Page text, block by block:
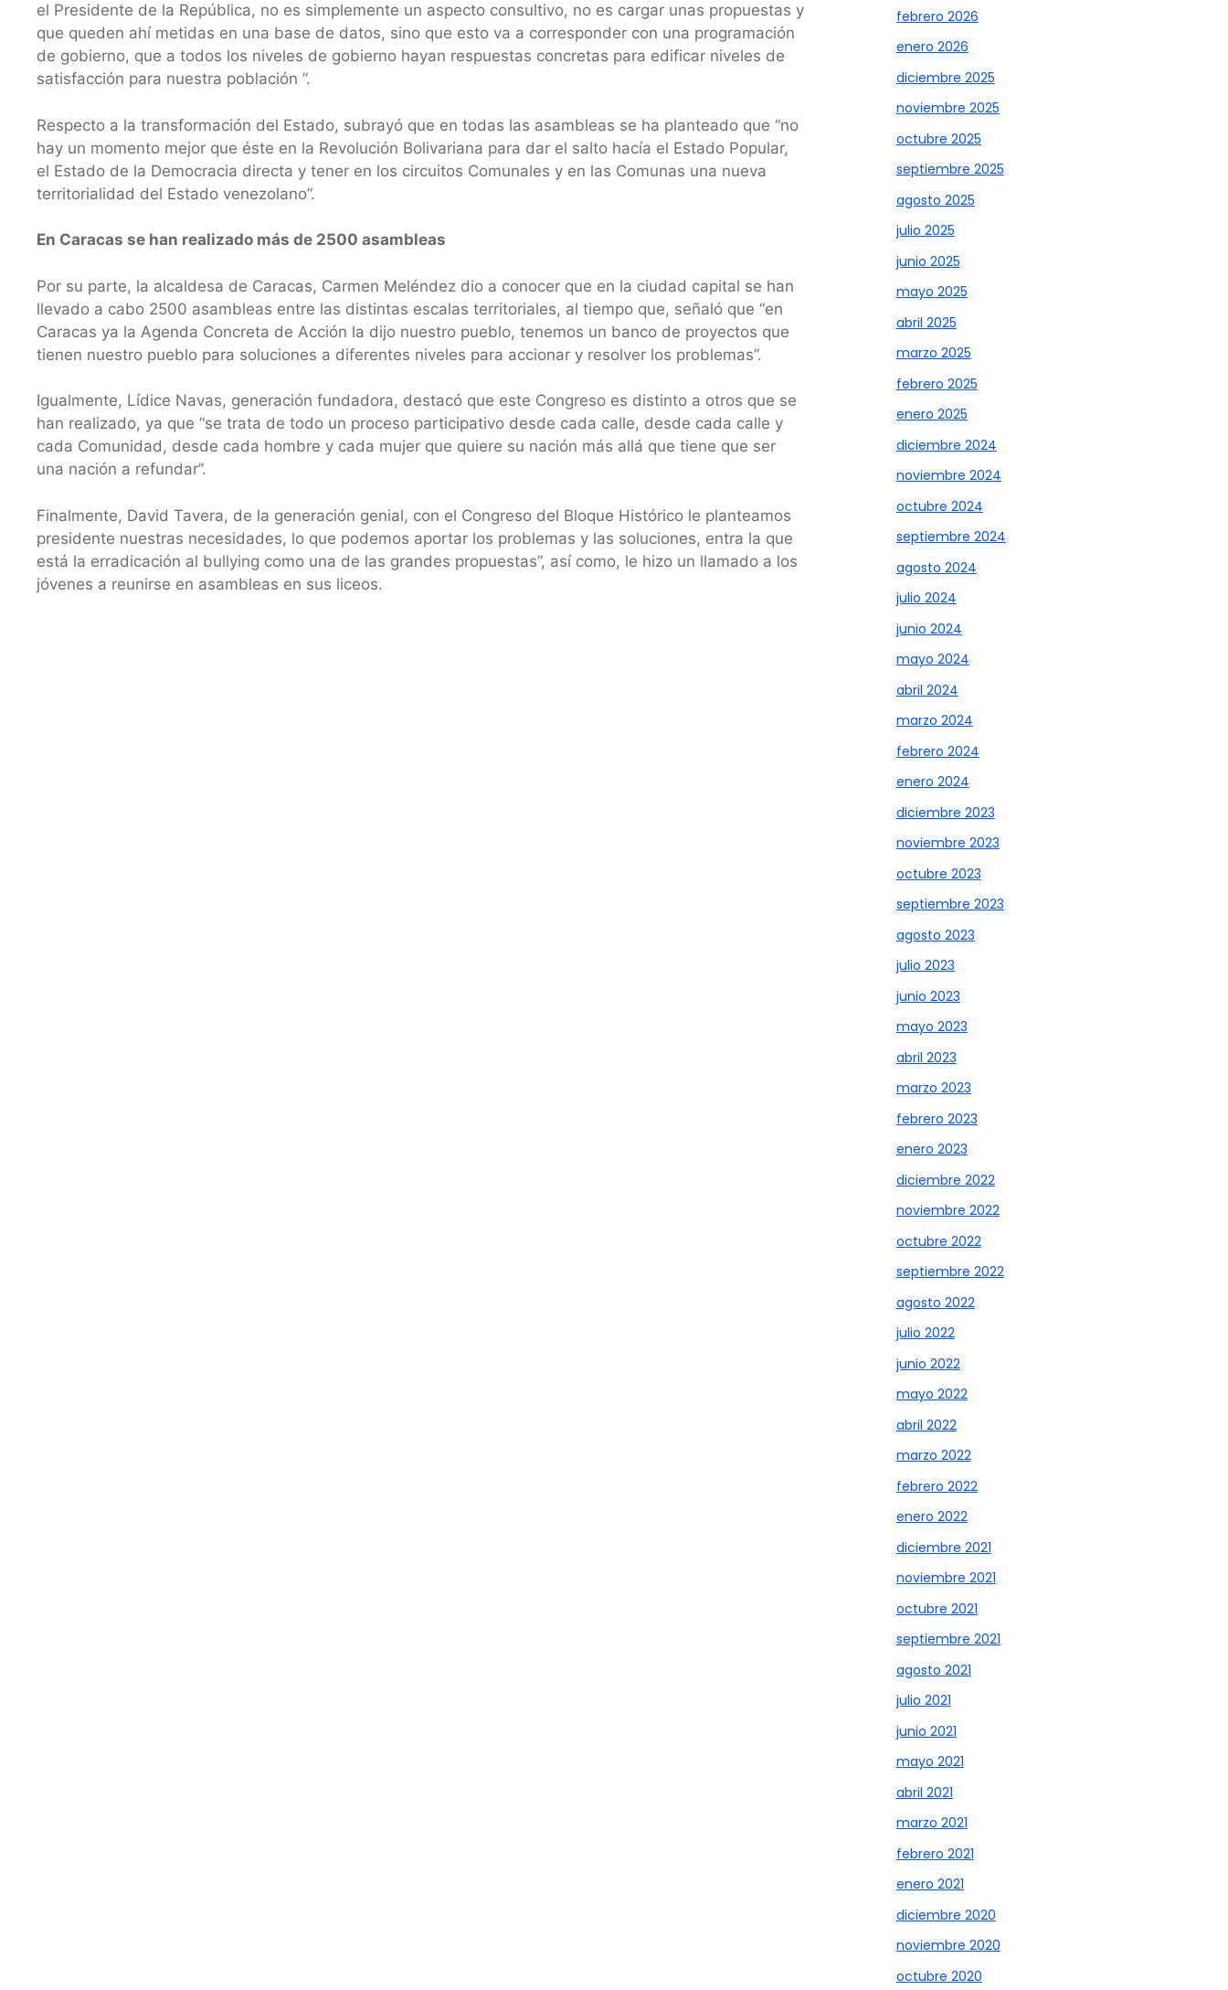
el Presidente de la República, no es simplemente un aspecto consultivo, no es cargar unas propuestas y
que queden ahí metidas en una base de datos, sino que esto va a corresponder con una programación
de gobierno, que a todos los niveles de gobierno hayan respuestas concretas para edificar niveles de
satisfacción para nuestra población ”.
Respecto a la transformación del Estado, subrayó que en todas las asambleas se ha planteado que “no
hay un momento mejor que éste en la Revolución Bolivariana para dar el salto hacía el Estado Popular,
el Estado de la Democracia directa y tener en los circuitos Comunales y en las Comunas una nueva
territorialidad del Estado venezolano”.
En Caracas se han realizado más de 2500 asambleas
Por su parte, la alcaldesa de Caracas, Carmen Meléndez dio a conocer que en la ciudad capital se han
llevado a cabo 2500 asambleas entre las distintas escalas territoriales, al tiempo que, señaló que “en
Caracas ya la Agenda Concreta de Acción la dijo nuestro pueblo, tenemos un banco de proyectos que
tienen nuestro pueblo para soluciones a diferentes niveles para accionar y resolver los problemas”.
Igualmente, Lídice Navas, generación fundadora, destacó que este Congreso es distinto a otros que se
han realizado, ya que “se trata de todo un proceso participativo desde cada calle, desde cada calle y
cada Comunidad, desde cada hombre y cada mujer que quiere su nación más allá que tiene que ser
una nación a refundar”.
Finalmente, David Tavera, de la generación genial, con el Congreso del Bloque Histórico le planteamos
presidente nuestras necesidades, lo que podemos aportar los problemas y las soluciones, entra la que
está la erradicación al bullying como una de las grandes propuestas”, así como, le hizo un llamado a los
jóvenes a reunirse en asambleas en sus liceos.
febrero 2026
enero 2026
diciembre 2025
noviembre 2025
octubre 2025
septiembre 2025
agosto 2025
julio 2025
junio 2025
mayo 2025
abril 2025
marzo 2025
febrero 2025
enero 2025
diciembre 2024
noviembre 2024
octubre 2024
septiembre 2024
agosto 2024
julio 2024
junio 2024
mayo 2024
abril 2024
marzo 2024
febrero 2024
enero 2024
diciembre 2023
noviembre 2023
octubre 2023
septiembre 2023
agosto 2023
julio 2023
junio 2023
mayo 2023
abril 2023
marzo 2023
febrero 2023
enero 2023
diciembre 2022
noviembre 2022
octubre 2022
septiembre 2022
agosto 2022
julio 2022
junio 2022
mayo 2022
abril 2022
marzo 2022
febrero 2022
enero 2022
diciembre 2021
noviembre 2021
octubre 2021
septiembre 2021
agosto 2021
julio 2021
junio 2021
mayo 2021
abril 2021
marzo 2021
febrero 2021
enero 2021
diciembre 2020
noviembre 2020
octubre 2020